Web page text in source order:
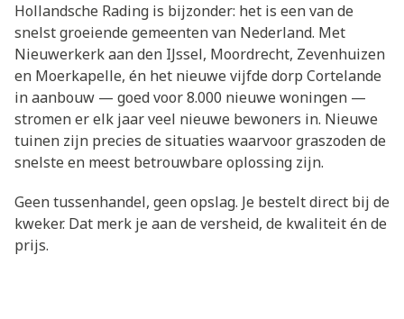
Hollandsche Rading is bijzonder: het is een van de
snelst groeiende gemeenten van Nederland. Met
Nieuwerkerk aan den IJssel, Moordrecht, Zevenhuizen
en Moerkapelle, én het nieuwe vijfde dorp Cortelande
in aanbouw — goed voor 8.000 nieuwe woningen —
stromen er elk jaar veel nieuwe bewoners in. Nieuwe
tuinen zijn precies de situaties waarvoor graszoden de
snelste en meest betrouwbare oplossing zijn.
Geen tussenhandel, geen opslag. Je bestelt direct bij de
kweker. Dat merk je aan de versheid, de kwaliteit én de
prijs.